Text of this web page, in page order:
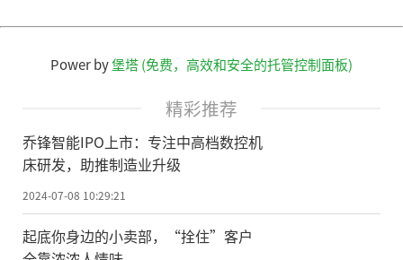
Power by堡塔 (免费，高效和安全的托管控制面板)
精彩推荐
乔锋智能IPO上市：专注中高档数控机
床研发，助推制造业升级
2024-07-08 10:29:21
起底你身边的小卖部，“拴住”客户